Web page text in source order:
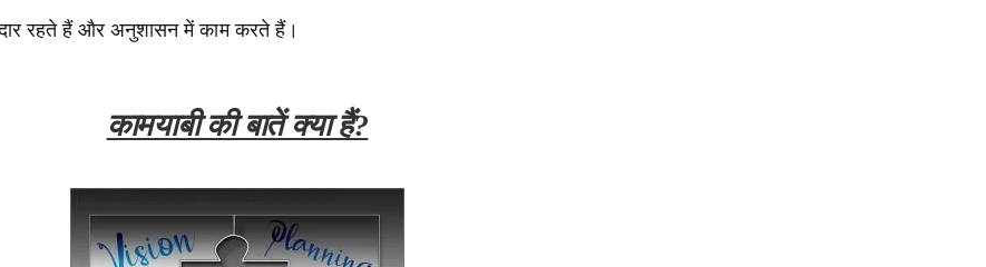
रहते हैं और अनुशासन में काम करते हैं।
कामयाबी की बातें क्या हैं?